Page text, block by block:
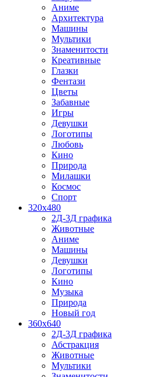
Аниме
Архитектура
Машины
Мультики
Знаменитости
Креативные
Глазки
Фентази
Цветы
Забавные
Игры
Девушки
Логотипы
Любовь
Кино
Природа
Милашки
Космос
Спорт
320x480
2Д-3Д графика
Животные
Аниме
Машины
Девушки
Логотипы
Кино
Музыка
Природа
Новый год
360x640
2Д-3Д графика
Абстракция
Животные
Мультики